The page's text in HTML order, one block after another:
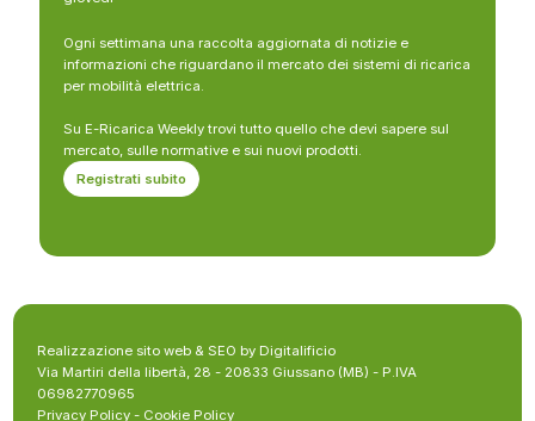
Ogni settimana una raccolta aggiornata di notizie e
informazioni che riguardano il mercato dei sistemi di ricarica
per mobilità elettrica.
Su E-Ricarica Weekly trovi tutto quello che devi sapere sul
mercato, sulle normative e sui nuovi prodotti.
Registrati subito
Realizzazione sito web & SEO by Digitalificio
Via Martiri della libertà, 28 - 20833 Giussano (MB) - P.IVA
06982770965
Privacy Policy - Cookie Policy